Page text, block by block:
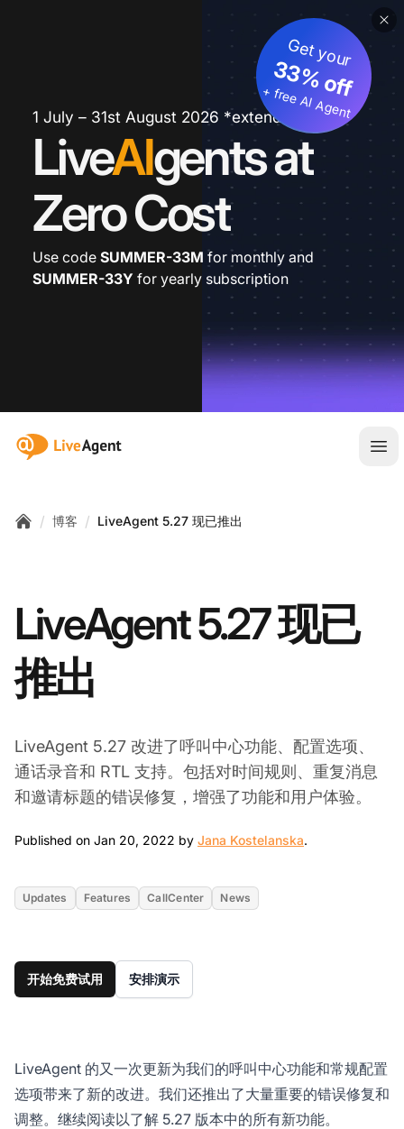
1 July – 31st August 2026 *extended
LiveAIgents at
Zero Cost
Get your
33% off
+ free AI Agent
Use code SUMMER-33M for monthly and
SUMMER-33Y for yearly subscription
:site.title
/ 博客 / LiveAgent 5.27 现已推出
LiveAgent 5.27 现已
推出
LiveAgent 5.27 改进了呼叫中心功能、配置选项、
通话录音和 RTL 支持。包括对时间规则、重复消息
和邀请标题的错误修复，增强了功能和用户体验。
Published on Jan 20, 2022 by Jana Kostelanska.
Updates Features CallCenter News
开始免费试用 安排演示
LiveAgent 的又一次更新为我们的呼叫中心功能和常规配置
选项带来了新的改进。我们还推出了大量重要的错误修复和
调整。继续阅读以了解 5.27 版本中的所有新功能。